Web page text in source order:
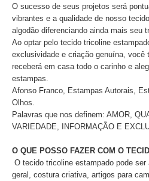
O sucesso de seus projetos será
vibrantes e a qualidade de nosso
algodão diferenciando ainda mais seu
Ao optar pelo tecido tricoline
exclusividade e criação genuína, você
receberá em casa todo o carinho e
estampas.
Afonso Franco, Estampas Autorais,
Olhos.
Palavras que nos definem: AMOR,
VARIEDADE, INFORMAÇÃO E
O QUE POSSO FAZER COM O
O tecido tricoline estampado pode ser
geral, costura criativa, artigos para